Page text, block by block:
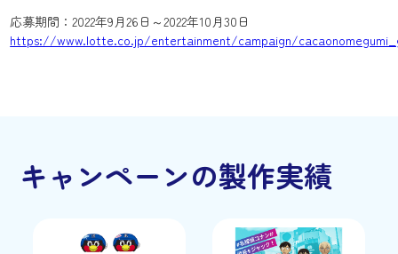
応募期間：2022年9月26日～2022年10月30日
https://www.lotte.co.jp/entertainment/campaign/
キャンペーンの製作実績